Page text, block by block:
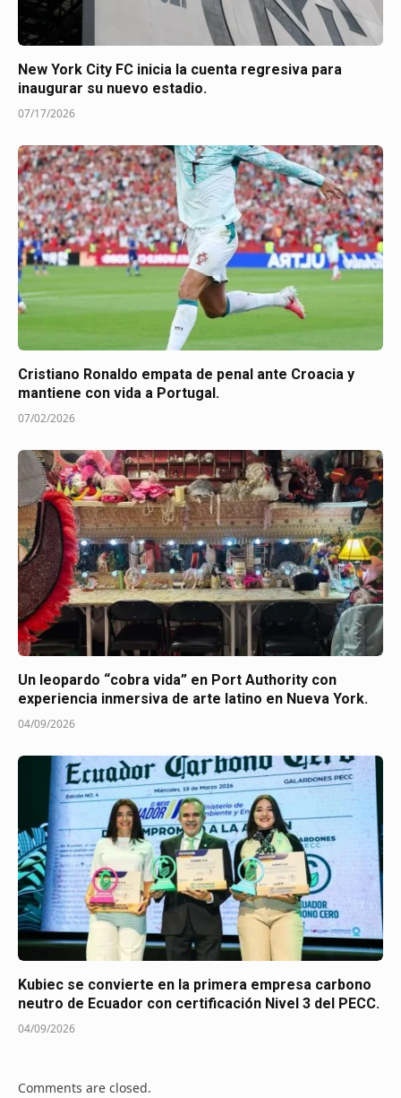
New York City FC inicia la cuenta regresiva para
inaugurar su nuevo estadio.
07/17/2026
Cristiano Ronaldo empata de penal ante Croacia y
mantiene con vida a Portugal.
07/02/2026
Un leopardo “cobra vida” en Port Authority con
experiencia inmersiva de arte latino en Nueva York.
04/09/2026
Kubiec se convierte en la primera empresa carbono
neutro de Ecuador con certificación Nivel 3 del PECC.
04/09/2026
Comments are closed.